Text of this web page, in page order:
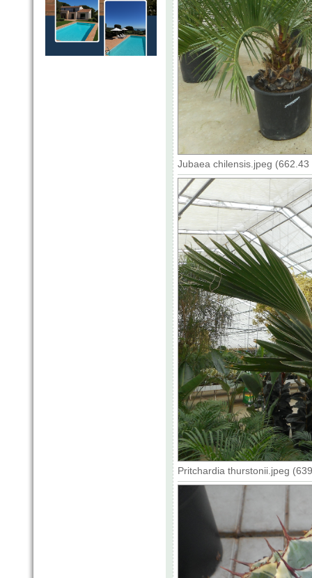
Jubaea chilensis.jpeg
Pritchardia thurstonii.jpeg